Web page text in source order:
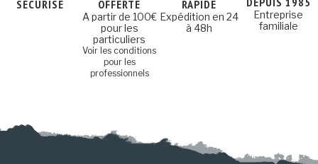
SÉCURISÉ
OFFERTE
A partir de 100€
pour les
particuliers
Voir les conditions
pour les
professionnels
RAPIDE
Expédition en 24
à 48h
Entreprise
familiale